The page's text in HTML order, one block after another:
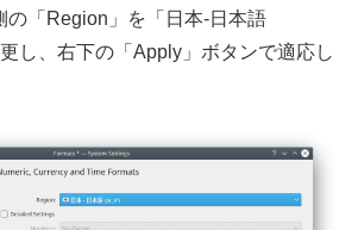
の「Region」を「日本-日本語
し、右下の「Apply」ボタンで適応し